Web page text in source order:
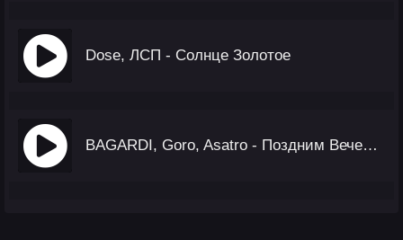
Dose, ЛСП - Солнце Золотое
BAGARDI, Goro, Asatro - Поздним Вечером